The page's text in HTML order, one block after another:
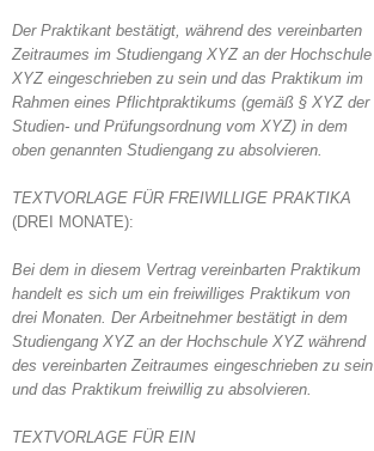
Der Praktikant bestätigt, während des vereinbarten
Zeitraumes im Studiengang XYZ an der Hochschule
XYZ eingeschrieben zu sein und das Praktikum im
Rahmen eines Pflichtpraktikums (gemäß § XYZ der
Studien- und Prüfungsordnung vom XYZ) in dem
oben genannten Studiengang zu absolvieren.
TEXTVORLAGE FÜR FREIWILLIGE PRAKTIKA
(DREI MONATE):
Bei dem in diesem Vertrag vereinbarten Praktikum
handelt es sich um ein freiwilliges Praktikum von
drei Monaten. Der Arbeitnehmer bestätigt in dem
Studiengang XYZ an der Hochschule XYZ während
des vereinbarten Zeitraumes eingeschrieben zu sein
und das Praktikum freiwillig zu absolvieren.
TEXTVORLAGE FÜR EIN